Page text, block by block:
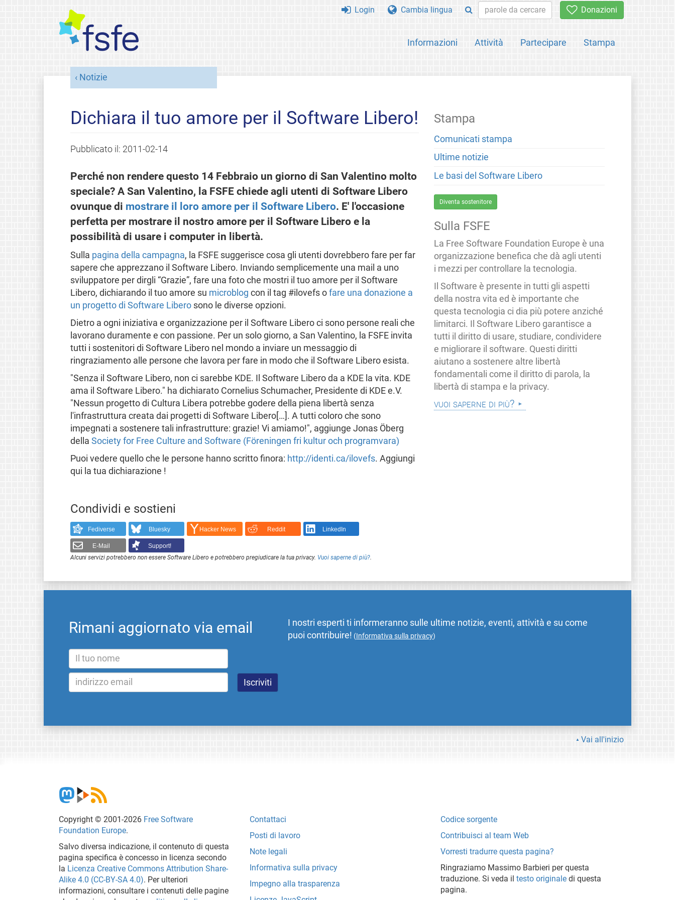
Donazioni
Informazioni Attività Partecipare Stampa
Login Cambia lingua
Notizie
Dichiara il tuo amore per il Software Libero!
Pubblicato il: 2011-02-14
Perché non rendere questo 14 Febbraio un giorno di San Valentino molto
speciale? A San Valentino, la FSFE chiede agli utenti di Software Libero
ovunque di mostrare il loro amore per il Software Libero. E' l'occasione
perfetta per mostrare il nostro amore per il Software Libero e la
possibilità di usare i computer in libertà.
Sulla pagina della campagna, la FSFE suggerisce cosa gli utenti dovrebbero fare per far
sapere che apprezzano il Software Libero. Inviando semplicemente una mail a uno
sviluppatore per dirgli “Grazie”, fare una foto che mostri il tuo amore per il Software
Libero, dichiarando il tuo amore su microblog con il tag #ilovefs o fare una donazione a
un progetto di Software Liberosono le diverse opzioni.
Dietro a ogni iniziativa e organizzazione per il Software Libero ci sono persone reali che
lavorano duramente e con passione. Per un solo giorno, a San Valentino, la FSFE invita
tutti i sostenitori di Software Libero nel mondo a inviare un messaggio di
ringraziamento alle persone che lavora per fare in modo che il Software Libero esista.
"Senza il Software Libero, non ci sarebbe KDE. Il Software Libero da a KDE la vita. KDE
ama il Software Libero." ha dichiarato Cornelius Schumacher, Presidente di KDE e.V.
"Nessun progetto di Cultura Libera potrebbe godere della piena libertà senza
l'infrastruttura creata dai progetti di Software Libero[…]. A tutti coloro che sono
impegnati a sostenere tali infrastrutture: grazie! Vi amiamo!", aggiunge Jonas Öberg
della Society for Free Culture and Software (Föreningen fri kultur och programvara)
Puoi vedere quello che le persone hanno scritto finora: http://identi.ca/ilovefs. Aggiungi
qui la tua dichiarazione !
Condividi e sostieni
Fediverse Bluesky Hacker News Reddit LinkedIn
E-Mail
Support!
Alcuni servizi potrebbero non essere Software Libero e potrebbero pregiudicare la tua privacy. Vuoi saperne di più?.
Stampa
Comunicati stampa
Ultime notizie
Le basi del Software Libero
Diventa sostenitore
Sulla FSFE
La Free Software Foundation Europe è una
organizzazione benefica che dà agli utenti
i mezzi per controllare la tecnologia.
Il Software è presente in tutti gli aspetti
della nostra vita ed è importante che
questa tecnologia ci dia più potere anziché
limitarci. Il Software Libero garantisce a
tutti il diritto di usare, studiare, condividere
e migliorare il software. Questi diritti
aiutano a sostenere altre libertà
fondamentali come il diritto di parola, la
libertà di stampa e la privacy.
vuoi saperne di più?
Rimani aggiornato via email
I nostri esperti ti informeranno sulle ultime notizie, eventi, attività e su come
puoi contribuire! (Informativa sulla privacy)
Vai all'inizio
Copyright © 2001-2026 Free Software
Foundation Europe.
Salvo diversa indicazione, il contenuto di questa
pagina specifica è concesso in licenza secondo
la Licenza Creative Commons Attribution Share-
Alike 4.0 (CC-BY-SA 4.0). Per ulteriori
informazioni, consultare i contenuti delle pagine
Contattaci
Posti di lavoro
Note legali
Informativa sulla privacy
Impegno alla trasparenza
Codice sorgente
Contribuisci al team Web
Vorresti tradurre questa pagina?
Ringraziamo Massimo Barbieri per questa
traduzione. Si veda il testo originale di questa
pagina.